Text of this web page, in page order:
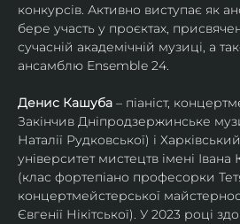
конкурсів. Активно виступає як
бере участь у проєктах,
сучасній академічній музиці, а
ансамблю Ensemble 24.
Денис Кашуба – піаніст,
Закінчив Дніпродзержинське
Наталії Рудковської) і
університет мистецтв імені Івана
(клас фортепіано професорки
концертмейстерської
Євгенії Нікітської). У 2023 році